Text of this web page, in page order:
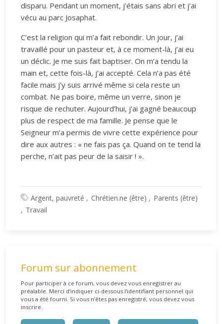
disparu. Pendant un moment, j’étais sans abri et j’ai
vécu au parc Josaphat.
C’est la religion qui m’a fait rebondir. Un jour, j’ai
travaillé pour un pasteur et, à ce moment-là, j’ai eu
un déclic. Je me suis fait baptiser. On m’a tendu la
main et, cette fois-là, j’ai accepté. Cela n’a pas été
facile mais j’y suis arrivé même si cela reste un
combat. Ne pas boire, même un verre, sinon je
risque de rechuter. Aujourd’hui, j’ai gagné beaucoup
plus de respect de ma famille. Je pense que le
Seigneur m’a permis de vivre cette expérience pour
dire aux autres : « ne fais pas ça. Quand on te tend la
perche, n’ait pas peur de la saisir ! ».
Argent, pauvreté Chrétien.ne (être)
Parents (être)
Travail
Forum sur abonnement
Pour participer à ce forum, vous devez vous enregistrer au
préalable. Merci d’indiquer ci-dessous l’identifiant personnel qui
vous a été fourni. Si vous n’êtes pas enregistré, vous devez vous
inscrire.